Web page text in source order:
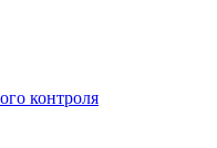
контроля